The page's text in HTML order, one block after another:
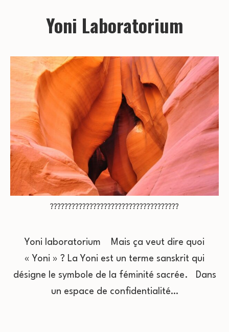
Yoni Laboratorium
????????????????????????????????????
Yoni laboratorium Mais ça veut dire quoi
« Yoni » ? La Yoni est un terme sanskrit qui
désigne le symbole de la féminité sacrée. Dans
un espace de confidentialité…